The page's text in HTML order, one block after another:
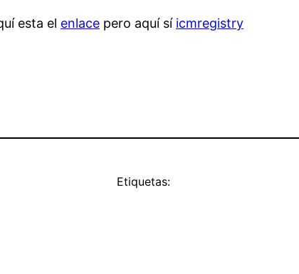
esta el enlace pero aquí sí icmregistry
Etiquetas: